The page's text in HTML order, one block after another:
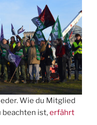
Wie du Mitglied
beachten ist,erfährt